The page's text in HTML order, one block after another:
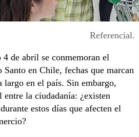
Referencial.
4 de abril se conmemoran el
Santo en Chile, fechas que marcan
largo en el país. Sin embargo,
entre la ciudadanía: ¿existen
estos días que afecten el